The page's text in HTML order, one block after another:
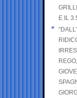
E IL